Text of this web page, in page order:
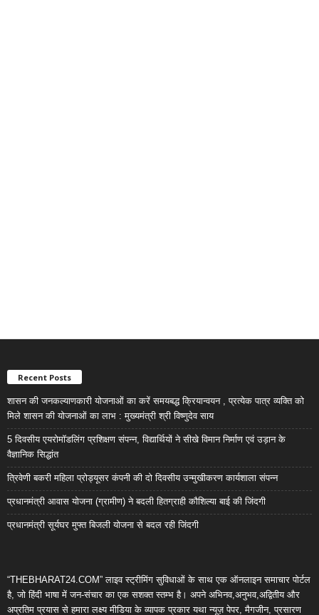
Recent Posts
शासन की जनकल्याणकारी योजनाओं का करें समयबद्ध क्रियान्वयन , प्रत्येक पात्र व्यक्ति को
मिले शासन की योजनाओं का लाभ : मुख्यमंत्री श्री विष्णुदेव साय
5 दिवसीय एयरोमॉडलिंग प्रशिक्षण संपन्न, विद्यार्थियों ने सीखे विमान निर्माण एवं उड़ान के
वैज्ञानिक सिद्धांत
त्रिवेणी बकरी महिला प्रोड्यूसर कंपनी की दो दिवसीय उन्मुखीकरण कार्यशाला संपन्न
प्रधानमंत्री आवास योजना (ग्रामीण) ने बदली हितग्राही कौशिल्या बाई की जिंदगी
प्रधानमंत्री सूर्यघर मुफ्त बिजली योजना से बदल रही जिंदगी
“THEBHARAT24.COM” लाइव स्ट्रीमिंग सुविधाओं के साथ एक ऑनलाइन समाचार पोर्टल
है, जो हिंदी भाषा में जन-संचार का एक सशक्त स्तम्भ है। अपने अभिनव,अनुभव,अद्वितीय और
अप्रतिम प्रयास से हमारा लक्ष्य मीडिया के व्यापक प्रकार यथा न्यूज़ पेपर, मैगजीन, प्रसारण